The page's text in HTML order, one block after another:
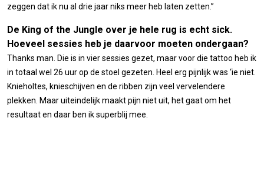
zeggen dat ik nu al drie jaar niks meer heb laten zetten.”
De King of the Jungle over je hele rug is echt sick.
Hoeveel sessies heb je daarvoor moeten ondergaan?
Thanks man. Die is in vier sessies gezet, maar voor die tattoo heb ik
in totaal wel 26 uur op de stoel gezeten. Heel erg pijnlijk was ‘ie niet.
Knieholtes, knieschijven en de ribben zijn veel vervelendere
plekken. Maar uiteindelijk maakt pijn niet uit, het gaat om het
resultaat en daar ben ik superblij mee.